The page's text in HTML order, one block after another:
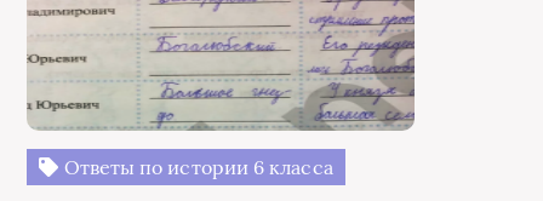
Ответы по истории 6 класса